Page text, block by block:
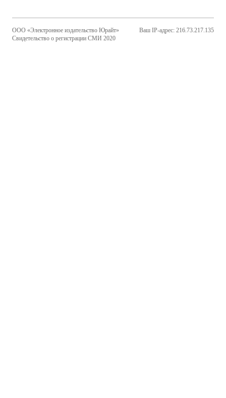
ООО «Электронное издательство Юрайт»
Свидетельство о регистрации СМИ 2020
Ваш IP-адрес: 216.73.217.135